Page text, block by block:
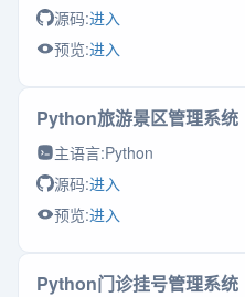
源码:进入
预览:进入
Python旅游景区管理系统
主语言:Python
源码:进入
预览:进入
Python门诊挂号管理系统